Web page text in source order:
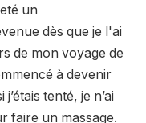
un
dès que je l'ai
de mon voyage de
à devenir
tenté, je n’ai
faire un massage.